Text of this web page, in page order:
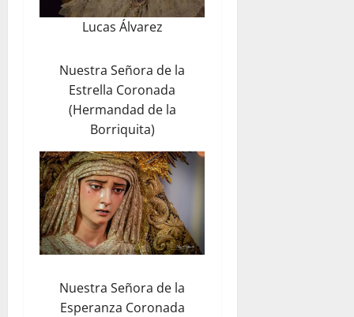
Lucas Álvarez
Nuestra Señora de la
Estrella Coronada
(Hermandad de la
Borriquita)
Nuestra Señora de la
Esperanza Coronada